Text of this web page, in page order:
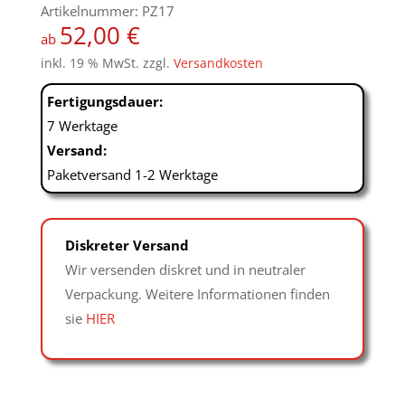
Artikelnummer: PZ17
ab 52,00 €
inkl. 19 % MwSt. zzgl. Versandkosten
Fertigungsdauer:
7 Werktage
Versand:
Paketversand 1-2 Werktage
Diskreter Versand
Wir versenden diskret und in neutraler
Verpackung. Weitere Informationen finden
sie HIER